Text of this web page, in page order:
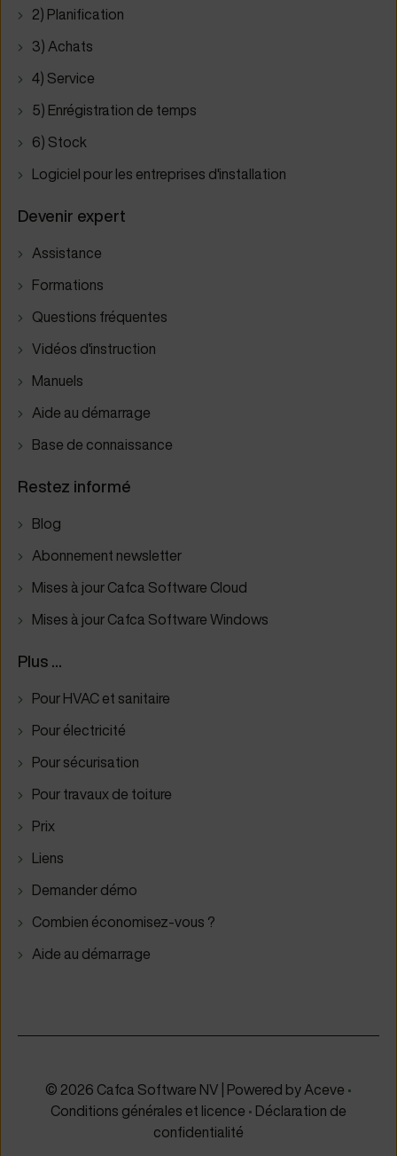
2) Planification
3) Achats
4) Service
5) Enrégistration de temps
6) Stock
Logiciel pour les entreprises d'installation
Devenir expert
Assistance
Formations
Questions fréquentes
Vidéos d'instruction
Manuels
Aide au démarrage
Base de connaissance
Restez informé
Blog
Abonnement newsletter
Mises à jour Cafca Software Cloud
Mises à jour Cafca Software Windows
Plus ...
Pour HVAC et sanitaire
Pour électricité
Pour sécurisation
Pour travaux de toiture
Prix
Liens
Demander démo
Combien économisez-vous ?
Aide au démarrage
© 2026 Cafca Software NV | Powered byAceve •
Conditions générales et licence • Déclaration de
confidentialité